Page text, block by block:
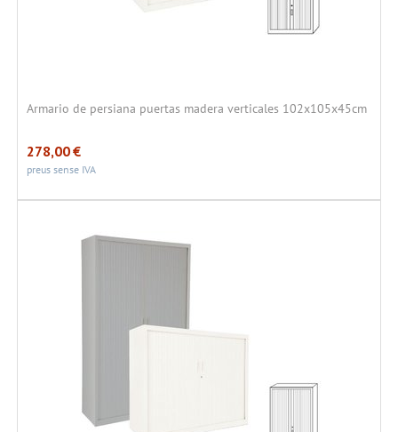
Armario de persiana puertas madera verticales 102x105x45cm
278,00€
preus sense IVA